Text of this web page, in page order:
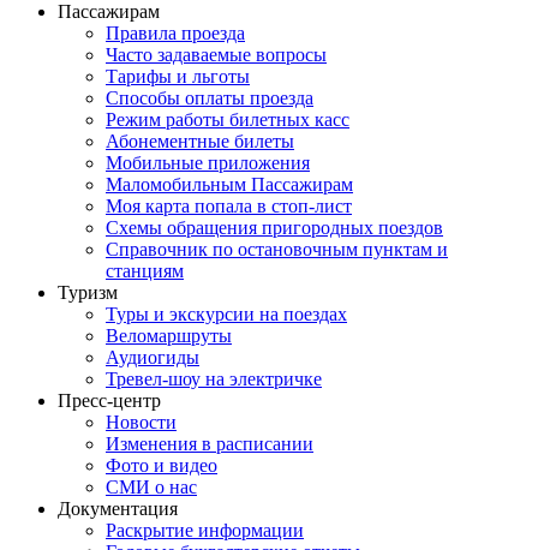
Пассажирам
Правила проезда
Часто задаваемые вопросы
Тарифы и льготы
Способы оплаты проезда
Режим работы билетных касс
Абонементные билеты
Мобильные приложения
Маломобильным Пассажирам
Моя карта попала в стоп-лист
Cхемы обращения пригородных поездов
Справочник по остановочным пунктам и
станциям
Туризм
Туры и экскурсии на поездах
Веломаршруты
Аудиогиды
Тревел-шоу на электричке
Пресс-центр
Новости
Изменения в расписании
Фото и видео
СМИ о нас
Документация
Раскрытие информации